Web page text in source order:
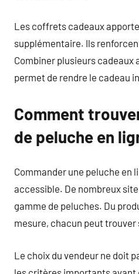
Les coffrets cadeaux
supplémentaire. Ils
Combiner plusieurs cadeaux
permet de rendre le cadeau
Comment
de peluche en
Commander une peluche en
accessible. De nombreux
gamme de peluches. Du
mesure, chacun peut trouver
Le choix du vendeur ne doit